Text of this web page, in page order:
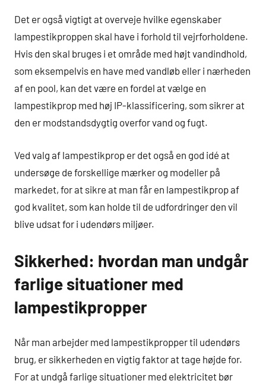
Det er også vigtigt at overveje hvilke egenskaber
lampestikproppen skal have i forhold til vejrforholdene.
Hvis den skal bruges i et område med højt vandindhold,
som eksempelvis en have med vandløb eller i nærheden
af en pool, kan det være en fordel at vælge en
lampestikprop med høj IP-klassificering, som sikrer at
den er modstandsdygtig overfor vand og fugt.
Ved valg af lampestikprop er det også en god idé at
undersøge de forskellige mærker og modeller på
markedet, for at sikre at man får en lampestikprop af
god kvalitet, som kan holde til de udfordringer den vil
blive udsat for i udendørs miljøer.
Sikkerhed: hvordan man undgår
farlige situationer med
lampestikpropper
Når man arbejder med lampestikpropper til udendørs
brug, er sikkerheden en vigtig faktor at tage højde for.
For at undgå farlige situationer med elektricitet bør